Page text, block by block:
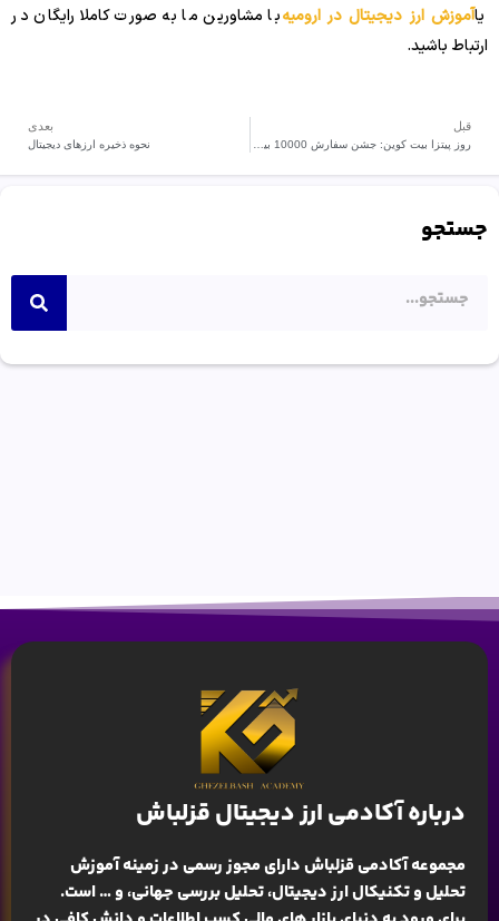
یاآموزش ارز دیجیتال در ارومیهبا مشاورین ما به صورت کاملا رایگان در
ارتباط باشید.
قبل بعدی
نحوه ذخیره ارزهای دیجیتال
جستجو
درباره آکادمی ارز دیجیتال قزلباش
مجموعه آکادمی قزلباش دارای مجوز رسمی در زمینهآموزش
تحلیل و تکنیکال ارز دیجیتال، تحلیل بررسی جهانی، و … است.